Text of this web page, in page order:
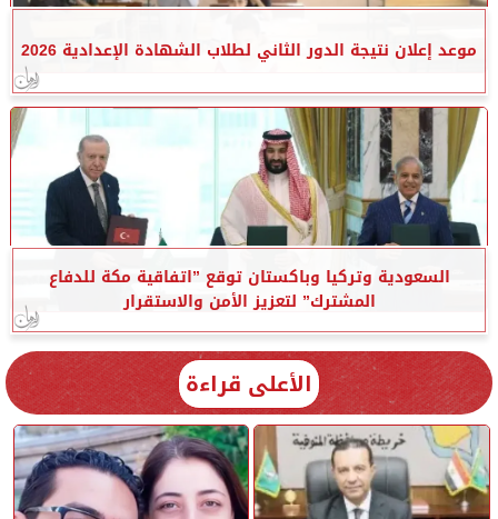
موعد إعلان نتيجة الدور الثاني لطلاب الشهادة الإعدادية 2026
السعودية وتركيا وباكستان توقع ”اتفاقية مكة للدفاع
المشترك” لتعزيز الأمن والاستقرار
الأعلى قراءة